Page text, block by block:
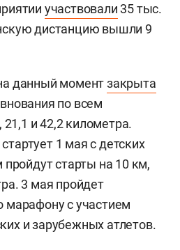
участвовали 35 тыс.
дистанцию вышли 9
данный моментзакрыта
по всем
и 42,2 километра.
1 мая с детских
старты на 10 км,
3 мая пройдет
марафону с участием
и зарубежных атлетов.